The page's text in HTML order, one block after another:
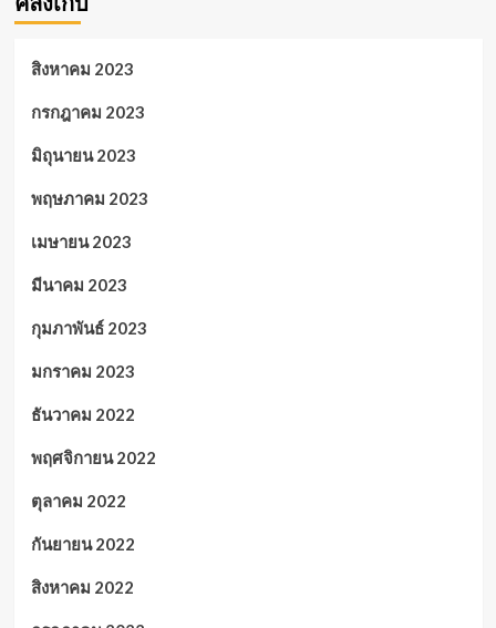
สิงหาคม 2023
กรกฎาคม 2023
มิถุนายน 2023
พฤษภาคม 2023
เมษายน 2023
มีนาคม 2023
กุมภาพันธ์ 2023
มกราคม 2023
ธันวาคม 2022
พฤศจิกายน 2022
ตุลาคม 2022
กันยายน 2022
สิงหาคม 2022